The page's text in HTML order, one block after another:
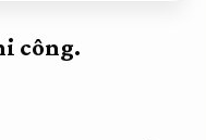
công.